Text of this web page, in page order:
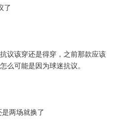
了
议该穿还是得穿，之前那款应该
么可能是因为球迷抗议。
两场就换了